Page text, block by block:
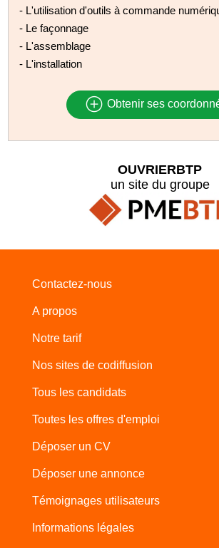
- L'utilisation d'outils à commande
- Le façonnage
- L'assemblage
- L'installation
Obtenir ses
OUVRIERBTP
un site du groupe
Contactez-nous
A propos
Notre tarif
Nos sites de codiffusion
Tous les candidats
Toutes les offres d'emploi
Déposer un CV
Déposer une annonce
Témoignages utilisateurs
Informations légales